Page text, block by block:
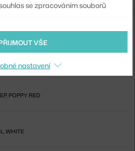
POPPY RED
WHITE
se zpracováním souborů
VŠE
nastavení